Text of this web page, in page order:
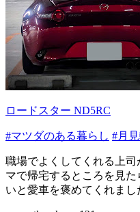
ロードスター ND5RC
#マツダのある暮らし #月
職場でよくしてくれる上
マで帰宅するところを見
いと愛車を褒めてくれま